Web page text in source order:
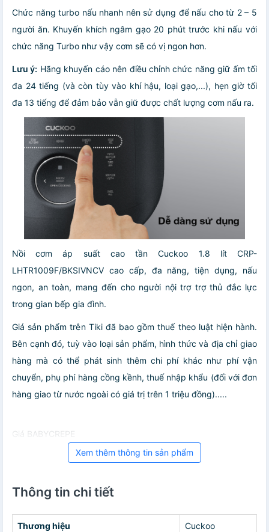
Chức năng turbo nấu nhanh nên sử dụng để nấu cho từ 2 – 5
người ăn. Khuyến khích ngâm gạo 20 phút trước khi nấu với
chức năng Turbo như vậy cơm sẽ có vị ngon hơn.
Lưu ý: Hãng khuyến cáo nên điều chỉnh chức năng giữ ấm tối
đa 24 tiếng (và còn tùy vào khí hậu, loại gạo,...), hẹn giờ tối
đa 13 tiếng để đảm bảo vẫn giữ được chất lượng cơm nấu ra.
Nồi cơm áp suất cao tần Cuckoo 1.8 lít CRP-
LHTR1009F/BKSIVNCV cao cấp, đa năng, tiện dụng, nấu
ngon, an toàn, mang đến cho người nội trợ trợ thủ đắc lực
trong gian bếp gia đình.
Giá sản phẩm trên Tiki đã bao gồm thuế theo luật hiện hành.
Bên cạnh đó, tuỳ vào loại sản phẩm, hình thức và địa chỉ giao
hàng mà có thể phát sinh thêm chi phí khác như phí vận
chuyển, phụ phí hàng cồng kềnh, thuế nhập khẩu (đối với đơn
hàng giao từ nước ngoài có giá trị trên 1 triệu đồng).....
Giá BABYCREPE
Xem thêm thông tin sản phẩm
Thông tin chi tiết
Thương hiệu Cuckoo